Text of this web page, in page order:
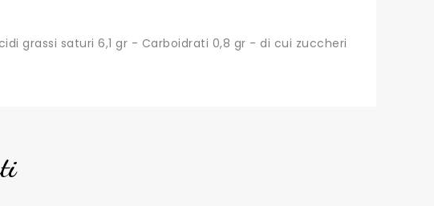
grassi saturi 6,1 gr - Carboidrati 0,8 gr - di cui zuccheri